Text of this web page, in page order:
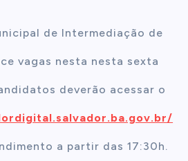
de Intermediação de
vagas nesta nesta sexta
deverão acessar o
a partir das 17:30h.